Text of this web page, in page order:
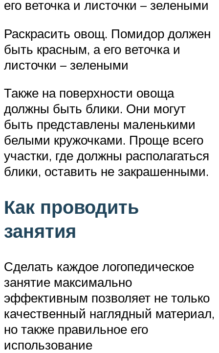
его веточка и листочки – зелеными
Раскрасить овощ. Помидор должен
быть красным, а его веточка и
листочки – зелеными
Также на поверхности овоща
должны быть блики. Они могут
быть представлены маленькими
белыми кружочками. Проще всего
участки, где должны располагаться
блики, оставить не закрашенными.
Как проводить
занятия
Сделать каждое логопедическое
занятие максимально
эффективным позволяет не только
качественный наглядный материал,
но также правильное его
использование